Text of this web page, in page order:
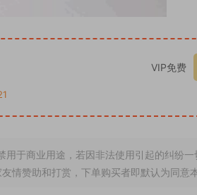
VIP免费
于商业用途，若因非法使用引起的纠纷
情赞助和打赏，下单购买者即默认为同意